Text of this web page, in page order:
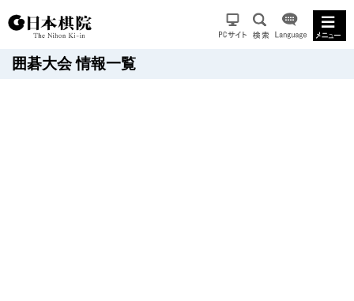
囲碁大会 情報一覧